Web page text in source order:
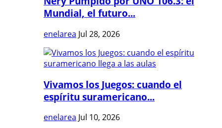
Mundial, el futuro...
enelarea Jul 28, 2026
Vivamos los Juegos: cuando el
espíritu suramericano...
enelarea Jul 10, 2026